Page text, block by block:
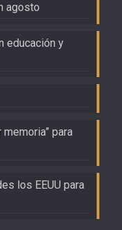
agosto
educación y
para
los EEUU para